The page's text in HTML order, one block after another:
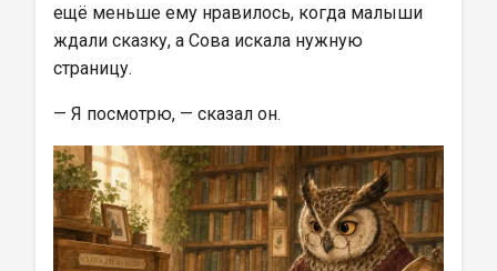
ещё меньше ему нравилось, когда малыши
ждали сказку, а Сова искала нужную
страницу.
— Я посмотрю, — сказал он.